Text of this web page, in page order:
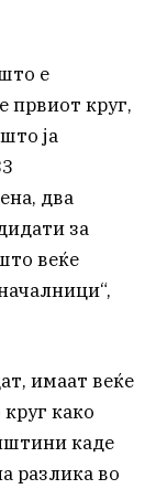
е
првиот круг,
ја
два
за
веќе
имаат веќе
како
каде
разлика во